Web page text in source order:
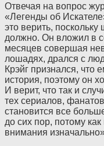
Отвечая на вопрос
«Легенды об
это верить, поскольку
должно. Он вложил в
месяцев совершая
лошадях, дрался с
Крэйг признался, что
история, поэтому он
И верит, что так и
тех сериалов,
становится все
до сих пор, потому
внимания